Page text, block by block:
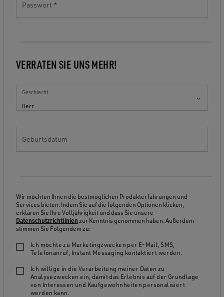
Passwort
VERRATEN SIE UNS MEHR!
Herr
Geschlecht
Geburtsdatum
Wir möchten Ihnen die bestmöglichen Produkterfahrungen und
Services bieten: Indem Sie auf die folgenden Optionen klicken,
erklären Sie Ihre Volljährigkeit und dass Sie unsere
Datenschutzrichtlinien zur Kenntnis genommen haben. Außerdem
stimmen Sie Folgendem zu:
Ich möchte zu Marketingzwecken per E-Mail, SMS,
Telefonanruf, Instant Messaging kontaktiert werden.
Ich willige in die Verarbeitung meiner Daten zu
Analysezwecken ein, damit das Erlebnis auf der Grundlage
von Interessen und Kaufgewohnheiten personalisiert
werden kann.